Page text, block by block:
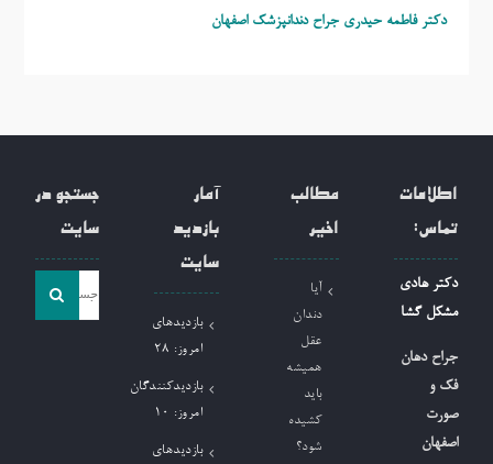
دکتر فاطمه حیدری جراح دندانپزشک اصفهان
اطلاعات
تماس:
دکتر هادی
مشکل گشا
جراح دهان
فک و
صورت
اصفهان
مطالب
اخیر
آیا
دندان
عقل
همیشه
باید
کشیده
شود؟
آمار
بازدید
سایت
بازدیدهای
امروز: 28
بازدیدکنندگان
امروز: 10
بازدیدهای
جستجو در
سایت